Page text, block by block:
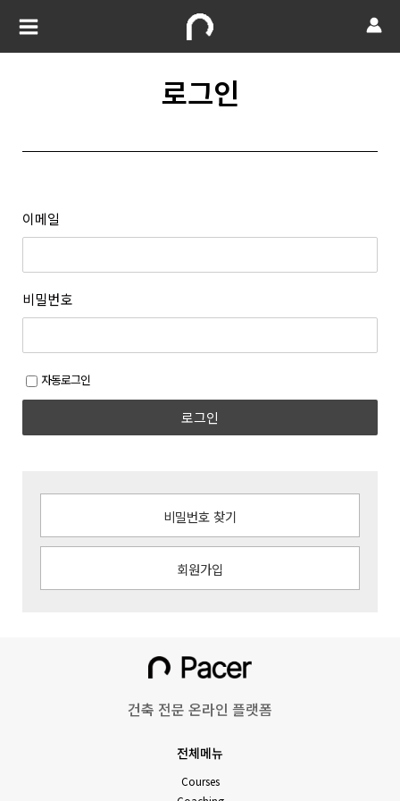
로그인
이메일
비밀번호
자동로그인
로그인
비밀번호 찾기
회원가입
건축 전문 온라인 플랫폼
전체메뉴
Courses